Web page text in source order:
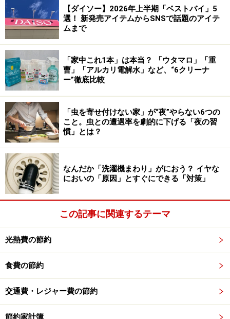
灯自体の寿命が短くなってしまうのです。これは環形や
直管の物に限らず、電球型蛍光灯にも当てはまります。
またグロー球を使用して点灯するタイプの照明器具の場
合は、同時にグロー球の寿命にも影響します。
具体的な数字を挙げると、
光ランプの場合、1回の点滅で約30分寿命が短くなる
言われています。（省エネルギーセンターより）
ですが、30分寿命が短くなるからと言って、単純に30分
以内ならば点灯していた方が良いという事ではありませ
ん。
では何分以内ならつけっぱなしが良いのでしょうか？
※記事内容は執筆時点のものです。最新の内容をご確認くださ
い。
【ダイソー】2026年上半期「ベストバイ」5
選！ 新発売アイテムからSNSで話題のアイテ
ムまで
「家中これ1本」は本当？ 「ウタマロ」「重
曹」「アルカリ電解水」など、“6クリーナ
ー”徹底比較
「虫を寄せ付けない家」が“夜”やらない6つの
こと。虫との遭遇率を劇的に下げる「夜の習
慣」とは？
なんだか「洗濯機まわり」がにおう？ イヤな
においの「原因」とすぐにできる「対策」
この記事に関連するテーマ
光熱費の節約
食費の節約
交通費・レジャー費の節約
節約家計簿